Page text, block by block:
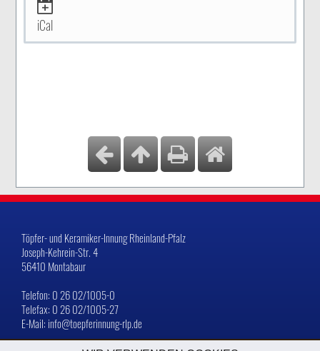
iCal
Töpfer- und Keramiker-Innung Rheinland-Pfalz
Joseph-Kehrein-Str. 4
56410 Montabaur
Telefon: 0 26 02/1005-0
Telefax: 0 26 02/1005-27
E-Mail: info@toepferinnung-rlp.de